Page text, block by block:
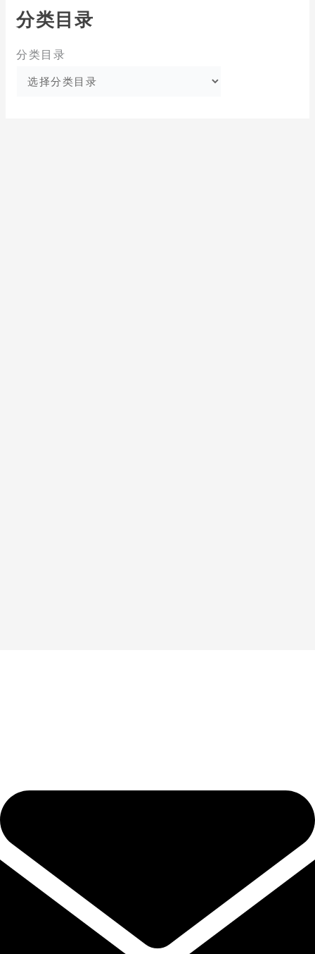
分类目录
分类目录